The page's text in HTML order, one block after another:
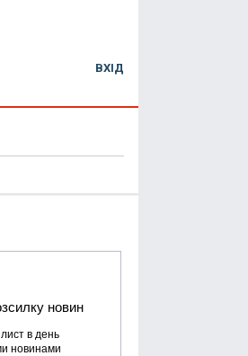
ВХІД
новин
в день
новинами